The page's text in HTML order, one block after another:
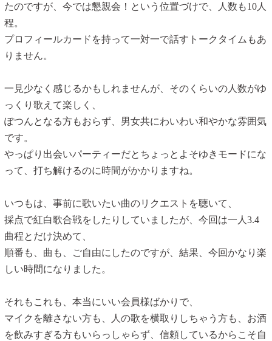
たのですが、今では懇親会！という位置づけで、人数も10人
程。
プロフィールカードを持って一対一で話すトークタイムもあ
りません。
一見少なく感じるかもしれませんが、そのくらいの人数がゆ
っくり歌えて楽しく、
ぽつんとなる方もおらず、男女共にわいわい和やかな雰囲気
です。
やっぱり出会いパーティーだとちょっとよそゆきモードにな
って、打ち解けるのに時間がかかりますね。
いつもは、事前に歌いたい曲のリクエストを聴いて、
採点で紅白歌合戦をしたりしていましたが、今回は一人3.4
曲程とだけ決めて、
順番も、曲も、ご自由にしたのですが、結果、今回かなり楽
しい時間になりました。
それもこれも、本当にいい会員様ばかりで、
マイクを離さない方も、人の歌を横取りしちゃう方も、お酒
を飲みすぎる方もいらっしゃらず、信頼しているからこそ自